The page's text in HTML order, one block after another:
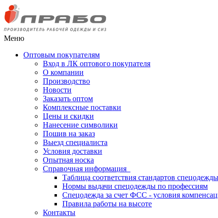
Меню
Оптовым покупателям
Вход в ЛК оптового покупателя
О компании
Производство
Новости
Заказать оптом
Комплексные поставки
Цены и скидки
Нанесение символики
Пошив на заказ
Выезд специалиста
Условия доставки
Опытная носка
Справочная информация
Таблица соответствия стандартов спецодежды
Нормы выдачи спецодежды по профессиям
Спецодежда за счет ФСС - условия
Правила работы на высоте
Контакты